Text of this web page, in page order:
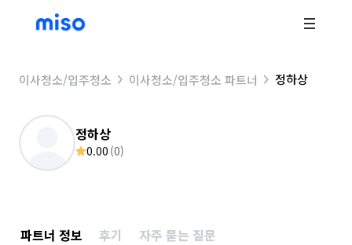
이사청소/입주청소 이사청소/입주청소 파트너 정하상
정하상
0.00 (0)
파트너 정보 후기 자주 묻는 질문